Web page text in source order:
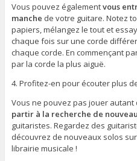
Vous pouvez égalementvous
manche de votre guitare. Notez
papiers, mélangez le tout et
chaque fois sur une corde
chaque corde. En commençant
par la corde la plus aiguë.
4. Profitez-en pour écouter plus
Vous ne pouvez pas jouer autant
partir à la recherche de
guitaristes. Regardez des
découvrez de nouveaux solos
librairie musicale !